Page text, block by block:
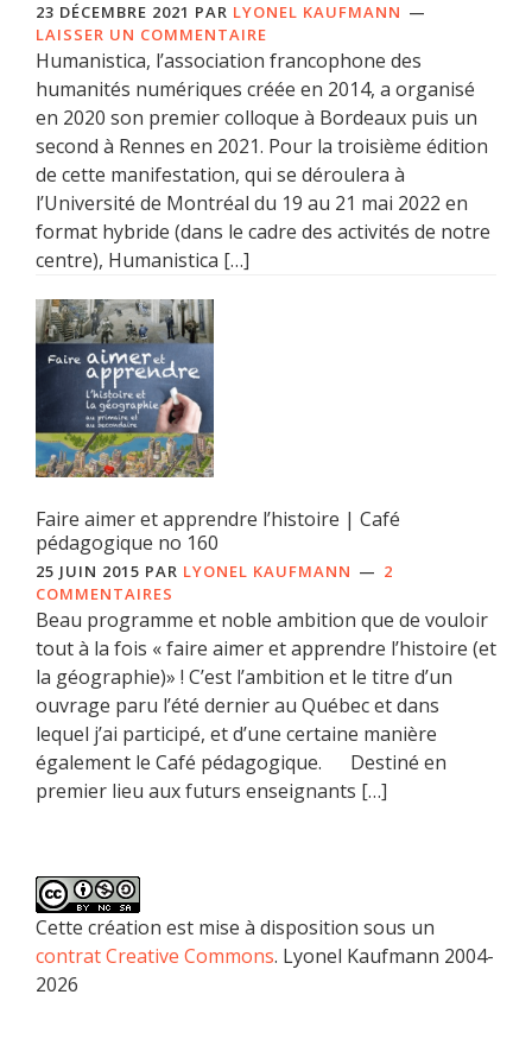
23 DÉCEMBRE 2021 PAR LYONEL KAUFMANN
LAISSER UN COMMENTAIRE
Humanistica, l’association francophone des
humanités numériques créée en 2014, a organisé
en 2020 son premier colloque à Bordeaux puis un
second à Rennes en 2021. Pour la troisième édition
de cette manifestation, qui se déroulera à
l’Université de Montréal du 19 au 21 mai 2022 en
format hybride (dans le cadre des activités de notre
centre), Humanistica […]
Faire aimer et apprendre l’histoire | Café
pédagogique no 160
25 JUIN 2015 PAR LYONEL KAUFMANN
2
COMMENTAIRES
Beau programme et noble ambition que de vouloir
tout à la fois « faire aimer et apprendre l’histoire (et
la géographie)» ! C’est l’ambition et le titre d’un
ouvrage paru l’été dernier au Québec et dans
lequel j’ai participé, et d’une certaine manière
également le Café pédagogique. Destiné en
premier lieu aux futurs enseignants […]
Cette création est mise à disposition sous un
contrat Creative Commons. Lyonel Kaufmann 2004-
2026